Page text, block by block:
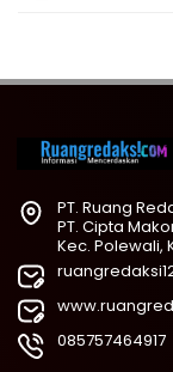
PT. Ruang
PT. Cipta
Kec. Polewali,
085757464917